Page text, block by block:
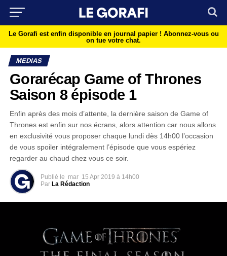
Le Gorafi est enfin disponible en journal papier ! Abonnez-vous ou
on tue votre chat.
MEDIAS
Gorarécap Game of Thrones
Saison 8 épisode 1
Enfin après des mois d’attente, la dernière saison de Game of
Thrones est enfin sur nos écrans, alors attention car nous allons
en exclusivité vous proposer chaque lundi dès 14h00 l’occasion
de vous spoiler intégralement l’épisode que vous espériez
regarder au chaud chez vous ce soir.
Publié le mar 15 Apr 2019 à 14h00
Par La Rédaction